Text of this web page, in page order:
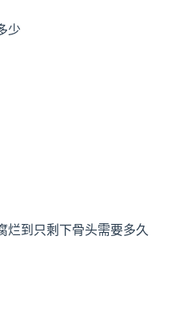
少
烂到只剩下骨头需要多久